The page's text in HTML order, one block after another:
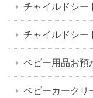
チャイルドシー
チャイルドシー
ベビー用品お預
ベビーカークリ